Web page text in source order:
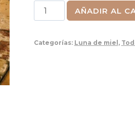
Voucher
de
cantidad
AÑADIR AL
Categorías: Luna de miel,